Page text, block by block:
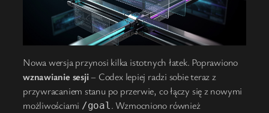
Nowa wersja przynosi kilka istotnych łatek. Poprawiono
wznawianie sesji– Codex lepiej radzi sobie teraz z
przywracaniem stanu po przerwie, co łączy się z nowymi
możliwościami /goal. Wzmocniono również